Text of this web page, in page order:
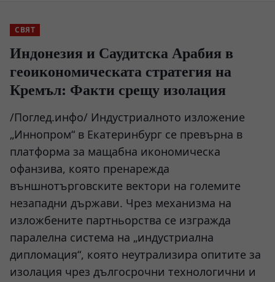
СВЯТ
Индонезия и Саудитска Арабия в
геоикономическата стратегия на
Кремъл: Факти срещу изолация
/Поглед.инфо/ Индустриалното изложение
„Иннопром“ в Екатеринбург се превърна в
платформа за мащабна икономическа
офанзива, която пренарежда
външнотърговските вектори на големите
незападни държави. Чрез механизма на
изложбените партньорства се изгражда
паралелна система на „индустриална
дипломация“, която неутрализира опитите за
изолация чрез дългосрочни технологични и